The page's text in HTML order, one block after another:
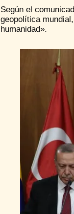
Según el
geopolítica
humanidad».